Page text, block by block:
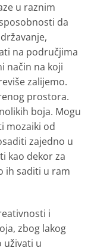
u raznim
da
na područjima
način na koji
zalijemo.
prostora.
boja. Mogu
mozaiki od
zajedno u
kao dekor za
ih saditi u ram
i
zbog lakog
uživati u